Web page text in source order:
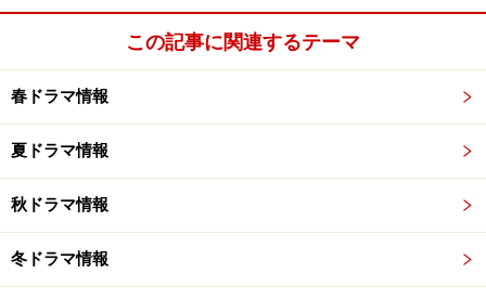
藤田まことも中村主水で普通のコミカルなところと「仕
事」の時のシリアスなところの二面性が特徴。二人とも
得意パターンが二つあります。
※記事内容は執筆時点のものです。最新の内容をご確認くださ
い。
この記事に関連するテーマ
春ドラマ情報
夏ドラマ情報
秋ドラマ情報
冬ドラマ情報